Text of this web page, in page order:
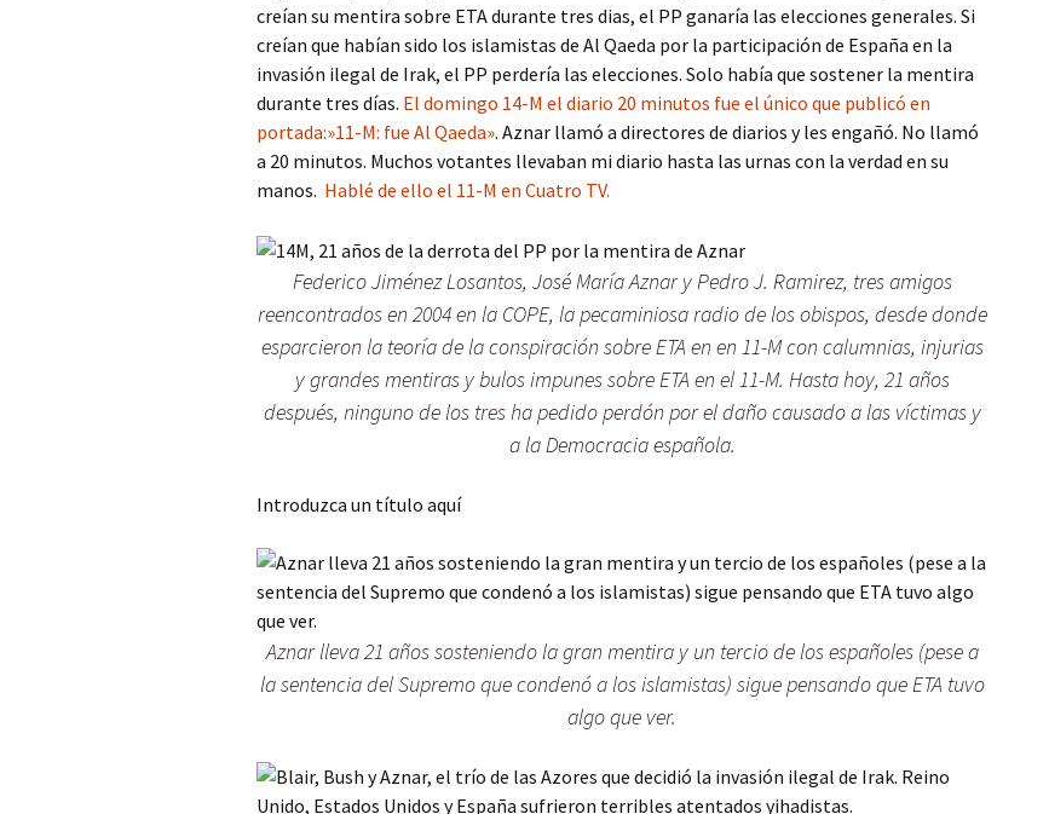
creían su mentira sobre ETA durante tres dias, el PP ganaría las elecciones generales. Si
creían que habían sido los islamistas de Al Qaeda por la participación de España en la
invasión ilegal de Irak, el PP perdería las elecciones. Solo había que sostener la mentira
durante tres días. El domingo 14-M el diario 20 minutos fue el único que publicó en
portada:»11-M: fue Al Qaeda». Aznar llamó a directores de diarios y les engañó. No llamó
a 20 minutos. Muchos votantes llevaban mi diario hasta las urnas con la verdad en su
manos. Hablé de ello el 11-M en Cuatro TV.
Federico Jiménez Losantos, José María Aznar y Pedro J. Ramirez, tres amigos
reencontrados en 2004 en la COPE, la pecaminiosa radio de los obispos, desde donde
esparcieron la teoría de la conspiración sobre ETA en en 11-M con calumnias, injurias
y grandes mentiras y bulos impunes sobre ETA en el 11-M. Hasta hoy, 21 años
después, ninguno de los tres ha pedido perdón por el daño causado a las víctimas y
a la Democracia española.
Introduzca un título aquí
Aznar lleva 21 años sosteniendo la gran mentira y un tercio de los españoles (pese a
la sentencia del Supremo que condenó a los islamistas) sigue pensando que ETA tuvo
algo que ver.